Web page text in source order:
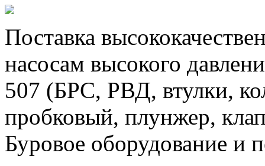
Поставка
насосам высокого
507 (БРС, РВД, втулки,
пробковый, плунжер,
Буровое оборудование и